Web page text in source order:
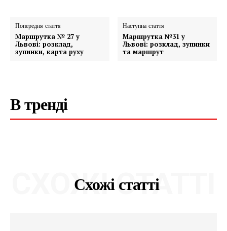
Попередня стаття
Маршрутка № 27 у
Львові: розклад,
зупинки, карта руху
Наступна стаття
Маршрутка №31 у
Львові: розклад, зупинки
та маршрут
В тренді
Схожі статті
СХОЖІ СТАТТІ